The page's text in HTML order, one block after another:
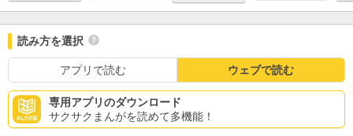
読み方を選択
アプリで読む ウェブで読む
専用アプリのダウンロード
サクサクまんがを読めて多機能！